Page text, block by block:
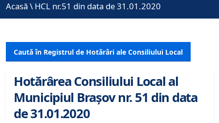
Acasă \ HCL nr.51 din data de 31.01.2020
Caută în Registrul de Hotărâri ale Consiliului Local
Hotărârea Consiliului Local al
Municipiul Brașov nr. 51 din data
de 31.01.2020